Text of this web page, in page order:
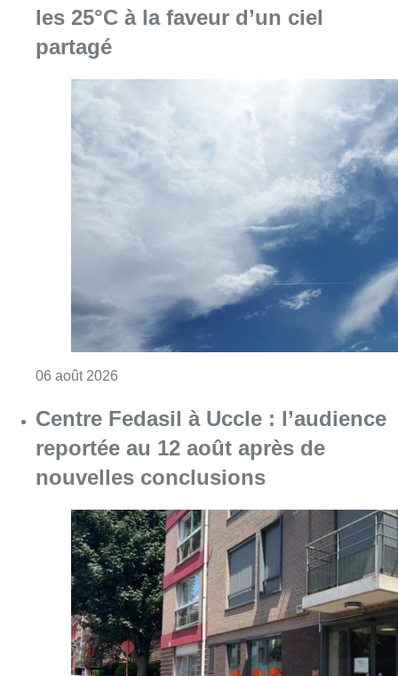
06 août 2026 Consulter l'article "Météo : Le mercure
Centre Fedasil à Uccle : l’audience
reportée au 12 août après de
nouvelles conclusions
06 août 2026Consulter l'article "Centre Fedasil à Uccle :
Le siège bruxellois d’AXA fermé
plusieurs jours après une
contamination de l’eau au